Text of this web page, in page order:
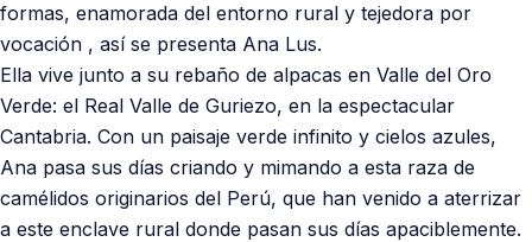
formas, enamorada del entorno rural y tejedora por
vocación , así se presenta Ana Lus.
Ella vive junto a su rebaño de alpacas en Valle del Oro
Verde: el Real Valle de Guriezo, en la espectacular
Cantabria. Con un paisaje verde infinito y cielos azules,
Ana pasa sus días criando y mimando a esta raza de
camélidos originarios del Perú, que han venido a aterrizar
a este enclave rural donde pasan sus días apaciblemente.